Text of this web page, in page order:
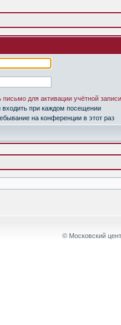
для активации учётной записи
входить при каждом посещении
на конференции в этот раз
© Московский